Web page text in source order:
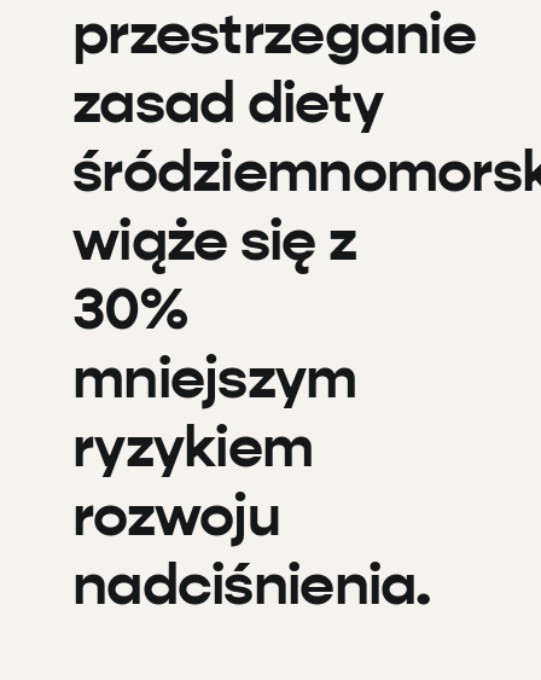
przestrzeganie
zasad diety
wiąże się z
30%
mniejszym
ryzykiem
rozwoju
nadciśnienia.